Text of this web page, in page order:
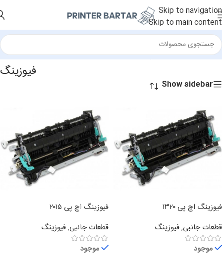
Skip to navigation
Skip to main content
خانه/قطعات جانبی/فیوزینگ
فیوزینگ
Show sidebar
فیوزینگ اچ پی ۱۳۲۰
قطعات جانبی,فیوزینگ
موجود
فیوزینگ اچ پی ۲۰۱۵
قطعات جانبی,فیوزینگ
موجود